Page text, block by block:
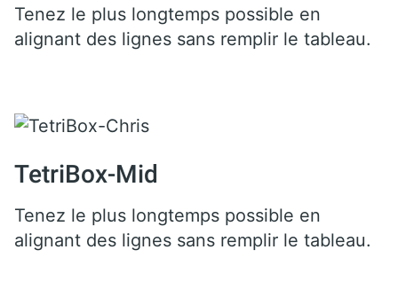
Tenez le plus longtemps possible en
alignant des lignes sans remplir le tableau.
TetriBox-Mid
Tenez le plus longtemps possible en
alignant des lignes sans remplir le tableau.